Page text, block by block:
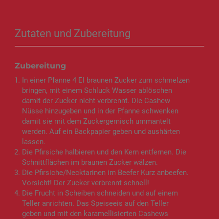
Zutaten und Zubereitung
Zubereitung
In einer Pfanne 4 El braunen Zucker zum schmelzen
bringen, mit einem Schluck Wasser ablöschen
damit der Zucker nicht verbrennt. Die Cashew
Nüsse hinzugeben und in der Pfanne schwenken
damit sie mit dem Zuckergemisch ummantelt
werden. Auf ein Backpapier geben und aushärten
lassen.
Die Pfirsiche halbieren und den Kern entfernen. Die
Schnittflächen im braunen Zucker wälzen.
Die Pfirsiche/Necktarinen im Beefer Kurz anbeefen.
Vorsicht! Der Zucker verbrennt schnell!
Die Frucht in Scheiben schneiden und auf einem
Teller anrichten. Das Speiseeis auf den Teller
geben und mit den karamellisierten Cashews